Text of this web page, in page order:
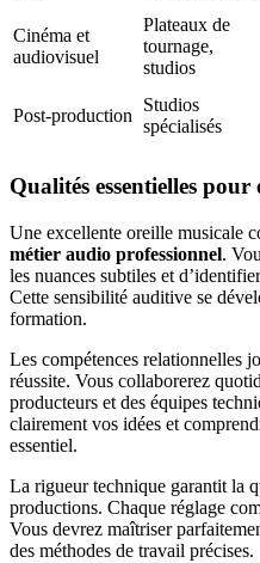
Cinéma et
audiovisuel
Plateaux de
tournage,
studios
Post-production
Studios
spécialisés
Qualités essentielles
Une excellente oreille musicale
métier audio professionnel.
les nuances subtiles et
Cette sensibilité auditive se
formation.
Les compétences relationnelles
réussite. Vous collaborerez
producteurs et des équipes
clairement vos idées et
essentiel.
La rigueur technique garantit la
productions. Chaque réglage
Vous devrez maîtriser
des méthodes de travail précises.